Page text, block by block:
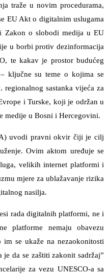
traže u novim procedurama,
EU Akt o digitalnim uslugama
Zakon o slobodi medija u EU
u borbi protiv dezinformacija
te kakav je prostor budućeg
ključne su teme o kojima se
sastanka vijeća za
i Turske, koji je održan u
medije u Bosni i Hercegovini.
uvodi pravni okvir čiji je cilj
Ovim aktom uređuje se
velikih internet platformi i
mjere za ublažavanje rizika
nasilja.
rada digitalnih platformi, ne i
platforme nemaju obavezu
im se ukaže na nezaokonitosti
da se zaštiti zakonit sadržaj”
za vezu UNESCO-a sa